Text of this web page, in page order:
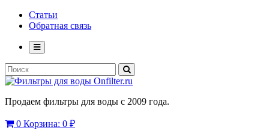
Статьи
Обратная связь
Продаем фильтры для воды с 2009 года.
0 Корзина: 0 ₽